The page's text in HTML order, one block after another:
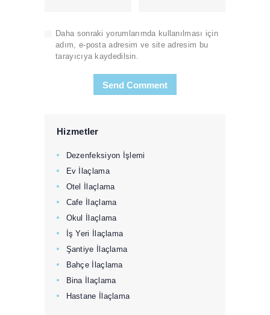
Daha sonraki yorumlarımda kullanılması için
adım, e-posta adresim ve site adresim bu
tarayıcıya kaydedilsin.
Hizmetler
Dezenfeksiyon İşlemi
Ev İlaçlama
Otel İlaçlama
Cafe İlaçlama
Okul İlaçlama
İş Yeri İlaçlama
Şantiye İlaçlama
Bahçe İlaçlama
Bina İlaçlama
Hastane İlaçlama